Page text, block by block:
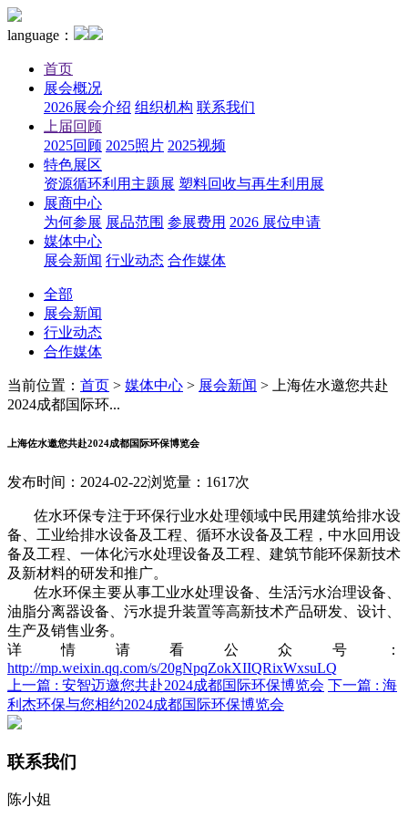
language：
首页
展会概况
2026展会介绍 组织机构 联系我们
上届回顾
2025回顾 2025照片 2025视频
特色展区
资源循环利用主题展 塑料回收与再生利用展
展商中心
为何参展 展品范围 参展费用 2026 展位申请
媒体中心
展会新闻 行业动态 合作媒体
全部
展会新闻
行业动态
合作媒体
当前位置： 首页 > 媒体中心 > 展会新闻 >
上海佐水邀您共赴
2024成都国际环...
上海佐水邀您共赴2024成都国际环保博览会
发布时间：2024-02-22浏览量：1617次
佐水环保专注于环保行业水处理领域中民用建筑给排水设
备、工业给排水设备及工程、循环水设备及工程，中水回用设
备及工程、一体化污水处理设备及工程、建筑节能环保新技术
及新材料的研发和推广。
佐水环保主要从事工业水处理设备、生活污水治理设备、
油脂分离器设备、污水提升装置等高新技术产品研发、设计、
生产及销售业务。
详情请看公众号：
http://mp.weixin.qq.com/s/20gNpqZokXIIQRixWxsuLQ
上一篇 : 安智迈邀您共赴2024成都国际环保博览会 下一篇 : 海
利杰环保与您相约2024成都国际环保博览会
联系我们
陈小姐